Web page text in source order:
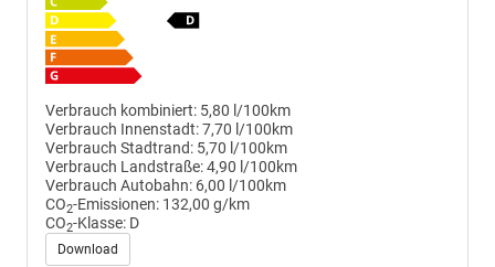
Verbrauch kombiniert: 5,80 l/100km
Verbrauch Innenstadt:7,70 l/100km
Verbrauch Stadtrand: 5,70 l/100km
Verbrauch Landstraße:4,90 l/100km
Verbrauch Autobahn: 6,00 l/100km
CO2-Emissionen: 132,00 g/km
CO2-Klasse: D
Download